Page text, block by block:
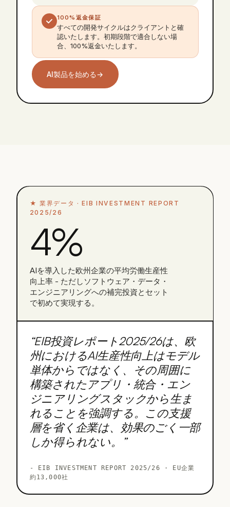
100%返金保証
すべての開発サイクルはクライアントと確
認いたします。初期段階で適合しない場
合、100%返金いたします。
AI製品を始める→
★ 業界データ · EIB INVESTMENT REPORT
2025/26
4%
AIを導入した欧州企業の平均労働生産性
向上率 - ただしソフトウェア・データ・
エンジニアリングへの補完投資とセット
で初めて実現する。
“EIB投資レポート2025/26は、欧
州におけるAI生産性向上はモデル
単体からではなく、その周囲に
構築されたアプリ・統合・エン
ジニアリングスタックから生ま
れることを強調する。この支援
層を省く企業は、効果のごく一部
しか得られない。
”
- EIB INVESTMENT REPORT 2025/26 · EU企業
約13,000社